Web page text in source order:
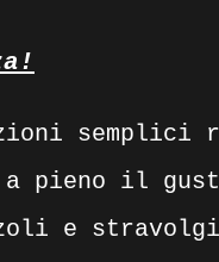
semplici
a pieno il
e